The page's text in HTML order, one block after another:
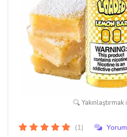
Yakınlaştırmak
(1)